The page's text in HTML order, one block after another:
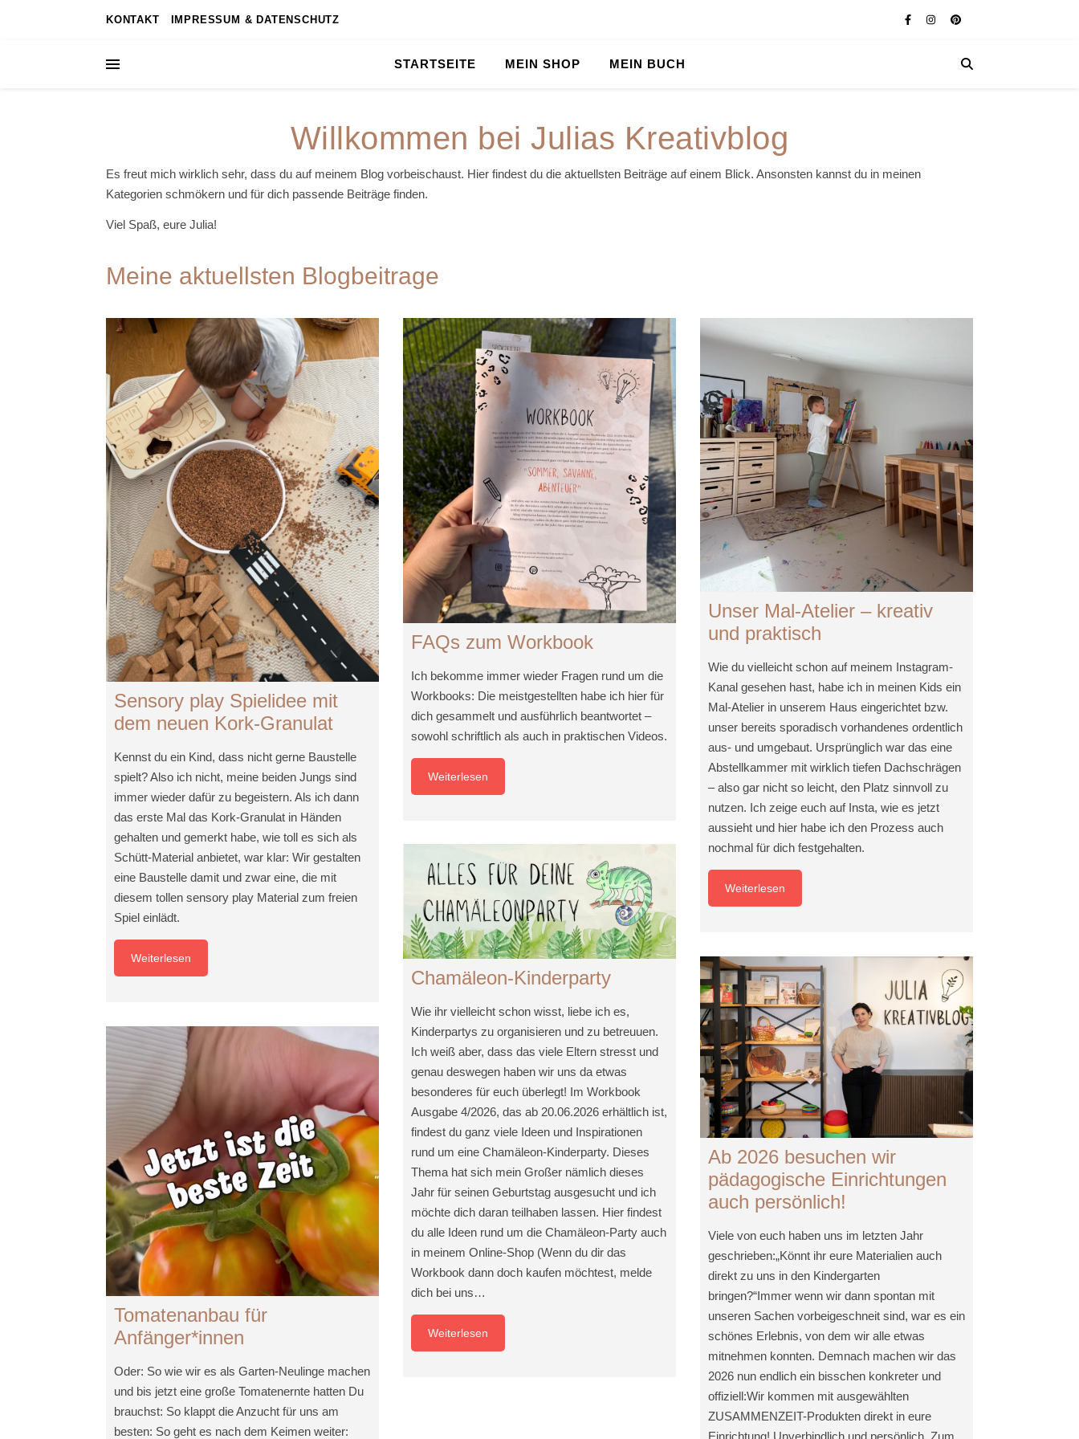
KONTAKT IMPRESSUM & DATENSCHUTZ
STARTSEITE MEIN SHOP MEIN BUCH
Willkommen bei Julias Kreativblog
Es freut mich wirklich sehr, dass du auf meinem Blog vorbeischaust. Hier findest du die aktuellsten Beiträge auf einem Blick. Ansonsten kannst du in meinen
Kategorien schmökern und für dich passende Beiträge finden.
Viel Spaß, eure Julia!
Meine aktuellsten Blogbeitrage
Sensory play Spielidee mit
dem neuen Kork-Granulat
Kennst du ein Kind, dass nicht gerne Baustelle
spielt? Also ich nicht, meine beiden Jungs sind
immer wieder dafür zu begeistern. Als ich dann
das erste Mal das Kork-Granulat in Händen
gehalten und gemerkt habe, wie toll es sich als
Schütt-Material anbietet, war klar: Wir gestalten
eine Baustelle damit und zwar eine, die mit
diesem tollen sensory play Material zum freien
Spiel einlädt.
Weiterlesen
FAQs zum Workbook
Ich bekomme immer wieder Fragen rund um die
Workbooks: Die meistgestellten habe ich hier für
dich gesammelt und ausführlich beantwortet –
sowohl schriftlich als auch in praktischen Videos.
Weiterlesen
Unser Mal-Atelier – kreativ
und praktisch
Wie du vielleicht schon auf meinem Instagram-
Kanal gesehen hast, habe ich in meinen Kids ein
Mal-Atelier in unserem Haus eingerichtet bzw.
unser bereits sporadisch vorhandenes ordentlich
aus- und umgebaut. Ursprünglich war das eine
Abstellkammer mit wirklich tiefen Dachschrägen
– also gar nicht so leicht, den Platz sinnvoll zu
nutzen. Ich zeige euch auf Insta, wie es jetzt
aussieht und hier habe ich den Prozess auch
nochmal für dich festgehalten.
Weiterlesen
Chamäleon-Kinderparty
Wie ihr vielleicht schon wisst, liebe ich es,
Kinderpartys zu organisieren und zu betreuuen.
Ich weiß aber, dass das viele Eltern stresst und
genau deswegen haben wir uns da etwas
besonderes für euch überlegt! Im Workbook
Ausgabe 4/2026, das ab 20.06.2026 erhältlich ist,
findest du ganz viele Ideen und Inspirationen
rund um eine Chamäleon-Kinderparty. Dieses
Thema hat sich mein Großer nämlich dieses
Jahr für seinen Geburtstag ausgesucht und ich
möchte dich daran teilhaben lassen. Hier findest
du alle Ideen rund um die Chamäleon-Party auch
in meinem Online-Shop (Wenn du dir das
Workbook dann doch kaufen möchtest, melde
dich bei uns…
Weiterlesen
Ab 2026 besuchen wir
pädagogische Einrichtungen
auch persönlich!
Viele von euch haben uns im letzten Jahr
geschrieben:„Könnt ihr eure Materialien auch
direkt zu uns in den Kindergarten
bringen?“Immer wenn wir dann spontan mit
unseren Sachen vorbeigeschneit sind, war es ein
schönes Erlebnis, von dem wir alle etwas
mitnehmen konnten. Demnach machen wir das
2026 nun endlich ein bisschen konkreter und
offiziell:Wir kommen mit ausgewählten
ZUSAMMENZEIT-Produkten direkt in eure
Tomatenanbau für
Anfänger*innen
Oder: So wie wir es als Garten-Neulinge machen
und bis jetzt eine große Tomatenernte hatten Du
brauchst: So klappt die Anzucht für uns am
besten: So geht es nach dem Keimen weiter: